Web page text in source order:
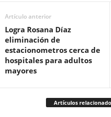
Artículo anterior
Logra Rosana Díaz
eliminación de
estacionometros cerca de
hospitales para adultos
mayores
Artículos